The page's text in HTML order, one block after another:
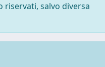
salvo diversa